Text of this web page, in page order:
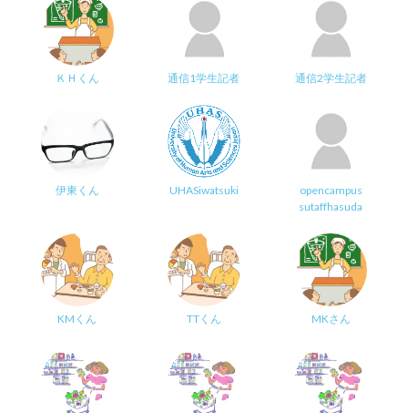
ＫＨくん 通信1学生記者 通信2学生記者
伊東くん UHASiwatsuki
opencampus
sutaffhasuda
KMくん TTくん MKさん